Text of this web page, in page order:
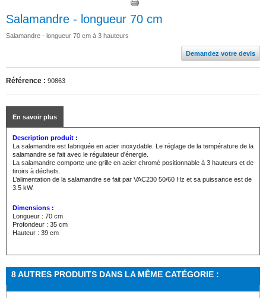
Salamandre - longueur 70 cm
Salamandre - longueur 70 cm à 3 hauteurs
Demandez votre devis
Référence : 90863
En savoir plus
Description produit :
La salamandre est fabriquée en acier inoxydable. Le réglage de la température de la
salamandre se fait avec le régulateur d'énergie.
La salamandre comporte une grille en acier chromé positionnable à 3 hauteurs et de
tiroirs à déchets.
L’alimentation de la salamandre se fait par VAC230 50/60 Hz et sa puissance est de
3.5 kW.
Dimensions :
Longueur : 70 cm
Profondeur : 35 cm
Hauteur : 39 cm
8 AUTRES PRODUITS DANS LA MÊME CATÉGORIE :